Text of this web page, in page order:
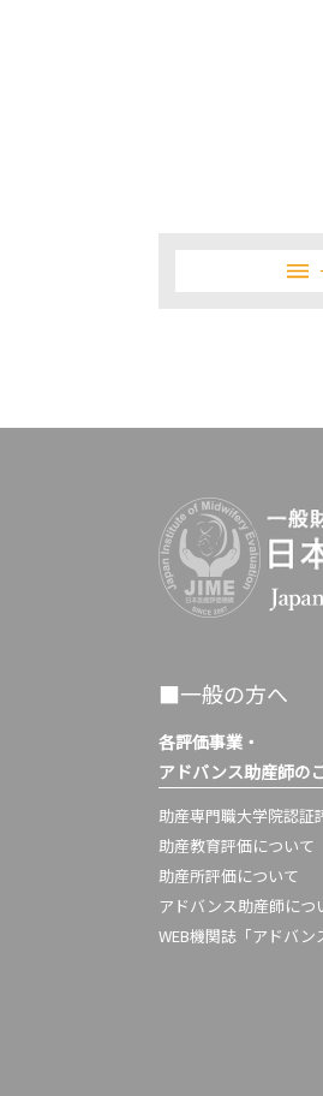
■一般の方へ
各評価事業・
アドバンス助産師の
助産専門職大学院認証
助産教育評価について
助産所評価について
アドバンス助産師につ
WEB機関誌「アドバン